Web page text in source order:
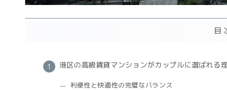
目
港区の高級賃貸マンションがカップルに選ばれる
利便性と快適性の完璧なバランス